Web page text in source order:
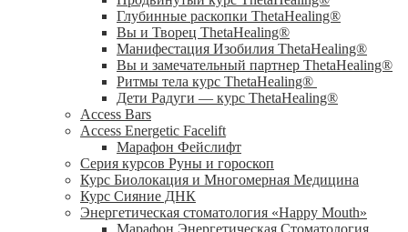
Глубинные раскопки ThetaHealing®
Вы и Творец ThetaHealing®
Манифестация Изобилия ThetaHealing®
Вы и замечательный партнер ThetaHealing®
Ритмы тела курс ThetaHealing®
Дети Радуги — курс ThetaHealing®
Access Bars
Access Energetic Facelift
Марафон Фейслифт
Серия курсов Руны и гороскоп
Курс Биолокация и Многомерная Медицина
Курс Сияние ДНК
Энергетическая стоматология «Happy Mouth»
Марафон Энергетическая Cтоматология